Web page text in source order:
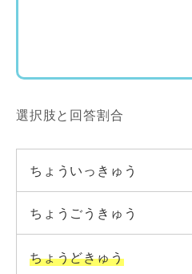
選択肢と回答割合
ちょういっきゅう
ちょうごうきゅう
ちょうどきゅう